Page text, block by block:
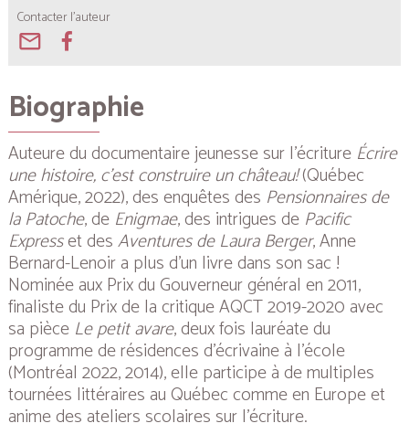
Contacter l'auteur
mail_outline
Biographie
Auteure du documentaire jeunesse sur l'écriture Écrire
une histoire, c’est construire un château!(Québec
Amérique, 2022), des enquêtes des Pensionnaires de
la Patoche, de Enigmae, des intrigues de Pacific
Expresset desAventures de Laura Berger, Anne
Bernard-Lenoir a plus d’un livre dans son sac !
Nominée aux Prix du Gouverneur général en 2011,
finaliste du Prix de la critique AQCT 2019-2020 avec
sa pièce Le petit avare, deux fois lauréate du
programme de résidences d’écrivaine à l'école
(Montréal 2022, 2014), elle participe à de multiples
tournées littéraires au Québec comme en Europe et
anime des ateliers scolaires sur l’écriture.